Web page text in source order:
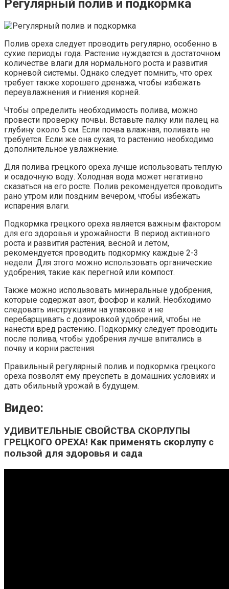
Регулярный полив и подкормка
Полив ореха следует проводить регулярно, особенно в
сухие периоды года. Растение нуждается в достаточном
количестве влаги для нормального роста и развития
корневой системы. Однако следует помнить, что орех
требует также хорошего дренажа, чтобы избежать
переувлажнения и гниения корней.
Чтобы определить необходимость полива, можно
провести проверку почвы. Вставьте палку или палец на
глубину около 5 см. Если почва влажная, поливать не
требуется. Если же она сухая, то растению необходимо
дополнительное увлажнение.
Для полива грецкого ореха лучше использовать теплую
и осадочную воду. Холодная вода может негативно
сказаться на его росте. Полив рекомендуется проводить
рано утром или поздним вечером, чтобы избежать
испарения влаги.
Подкормка грецкого ореха является важным фактором
для его здоровья и урожайности. В период активного
роста и развития растения, весной и летом,
рекомендуется проводить подкормку каждые 2-3
недели. Для этого можно использовать органические
удобрения, такие как перегной или компост.
Также можно использовать минеральные удобрения,
которые содержат азот, фосфор и калий. Необходимо
следовать инструкциям на упаковке и не
перебарщивать с дозировкой удобрений, чтобы не
нанести вред растению. Подкормку следует проводить
после полива, чтобы удобрения лучше впитались в
почву и корни растения.
Правильный регулярный полив и подкормка грецкого
ореха позволят ему преуспеть в домашних условиях и
дать обильный урожай в будущем.
Видео:
УДИВИТЕЛЬНЫЕ СВОЙСТВА СКОРЛУПЫ
ГРЕЦКОГО ОРЕХА! Как применять скорлупу с
пользой для здоровья и сада